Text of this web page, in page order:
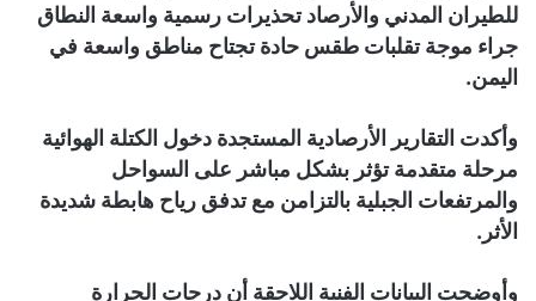
للطيران المدني والأرصاد تحذيرات رسمية واسعة النطاق
جراء موجة تقلبات طقس حادة تجتاح مناطق واسعة في
اليمن.
وأكدت التقارير الأرصادية المستجدة دخول الكتلة الهوائية
مرحلة متقدمة تؤثر بشكل مباشر على السواحل
والمرتفعات الجبلية بالتزامن مع تدفق رياح هابطة شديدة
الأثر.
وأوضحت البيانات الفنية اللاحقة أن درجات الحرارة